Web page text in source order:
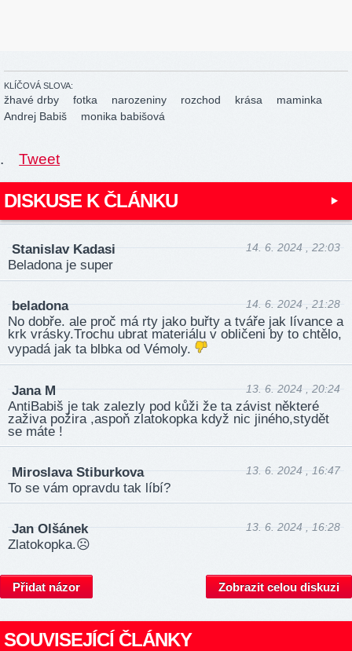
KLÍČOVÁ SLOVA:
žhavé drby fotka narozeniny rozchod krása
maminka
Andrej Babiš
monika babišová
. Tweet
DISKUSE K ČLÁNKU
Stanislav Kadasi 14. 6. 2024 , 22:03
Beladona je super
beladona 14. 6. 2024 , 21:28
No dobře. ale proč má rty jako buřty a tváře jak lívance a
krk vrásky.Trochu ubrat materiálu v obličeni by to chtělo,
vypadá jak ta blbka od Vémoly.
Jana M 13. 6. 2024 , 20:24
AntiBabiš je tak zalezly pod kůži že ta závist některé
zaživa požira ,aspoň zlatokopka když nic jiného,stydět
se máte !
Miroslava Stiburkova 13. 6. 2024 , 16:47
To se vám opravdu tak líbí?
Jan Olšánek 13. 6. 2024 , 16:28
Zlatokopka.☹️
Přidat názor Zobrazit celou diskuzi
SOUVISEJÍCÍ ČLÁNKY